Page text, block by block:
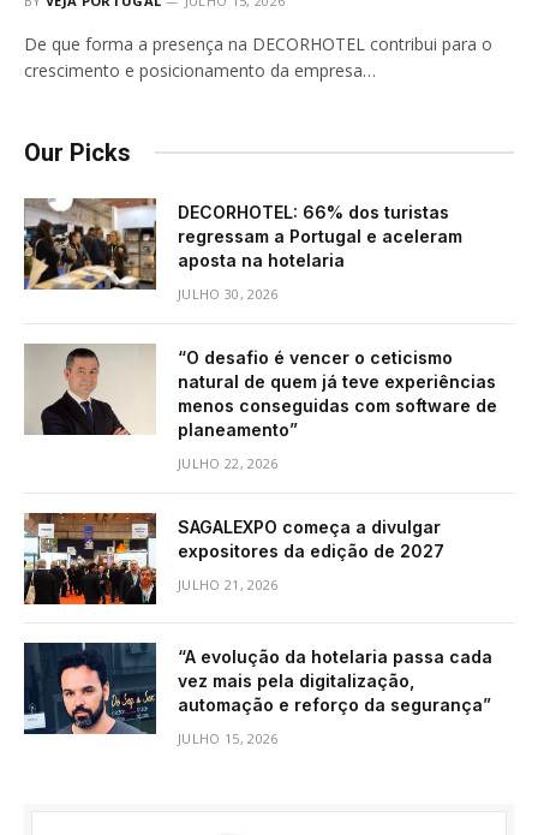
De que forma a presença na DECORHOTEL contribui para o
crescimento e posicionamento da empresa…
Our Picks
DECORHOTEL: 66% dos turistas
regressam a Portugal e aceleram
aposta na hotelaria
JULHO 30, 2026
“O desafio é vencer o ceticismo
natural de quem já teve experiências
menos conseguidas com software de
planeamento”
JULHO 22, 2026
SAGALEXPO começa a divulgar
expositores da edição de 2027
JULHO 21, 2026
“A evolução da hotelaria passa cada
vez mais pela digitalização,
automação e reforço da segurança”
JULHO 15, 2026